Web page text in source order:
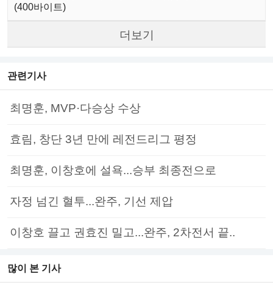
(400바이트)
더보기
관련기사
최명훈, MVP·다승상 수상
효림, 창단 3년 만에 레전드리그 평정
최명훈, 이창호에 설욕...승부 최종전으로
자정 넘긴 혈투...완주, 기선 제압
이창호 끌고 권효진 밀고...완주, 2차전서 끝..
많이 본 기사